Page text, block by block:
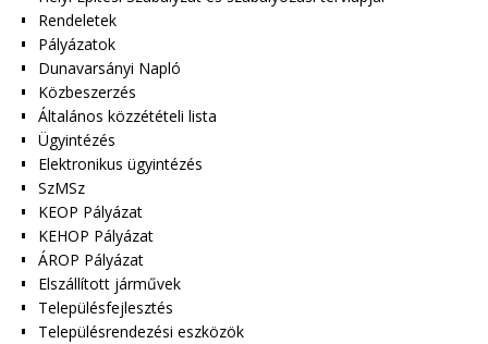
Rendeletek
Pályázatok
Dunavarsányi Napló
Közbeszerzés
Általános közzétételi lista
Ügyintézés
Elektronikus ügyintézés
SzMSz
KEOP Pályázat
KEHOP Pályázat
ÁROP Pályázat
Elszállított járművek
Településfejlesztés
Településrendezési eszközök